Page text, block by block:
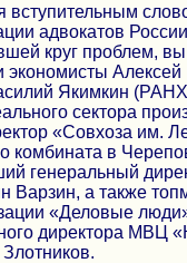
вступительным
адвокатов
круг проблем,
экономисты
Якимкин
сектора
«Совхоза им.
комбината в
генеральный
Варзин, а также
«Деловые
директора МВЦ